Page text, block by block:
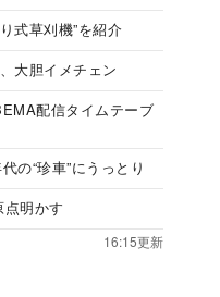
式草刈機”を紹介
大胆イメチェン
配信タイムテーブ
の“珍車”にうっとり
明かす
16:15更新